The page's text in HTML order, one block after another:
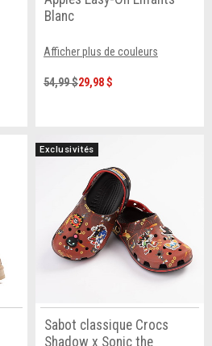
Blanc
Afficher plus de couleurs
54,99 $29,98 $
Exclusivités
Sabot classique Crocs
Shadow x Sonic the